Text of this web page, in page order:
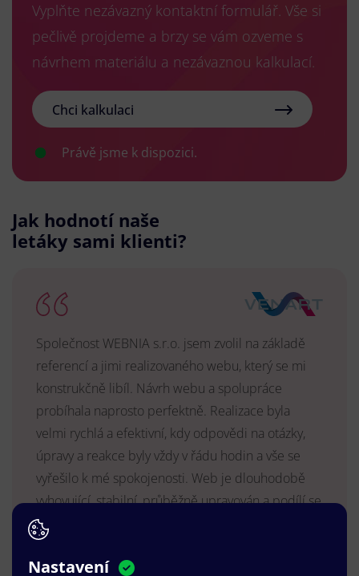
Vyplňte nezávazný kontaktní formulář. Vše si
pečlivě projdeme a brzy se vám ozveme s
návrhem materiálu a nezávaznou kalkulací.
Chci kalkulaci
Právě jsme k dispozici.
Jak hodnotí naše
letáky sami klienti?
Společnost WEBNIA s.r.o. jsem zvolil na základě
referencí a jimi realizovaného webu, který se mi
konstrukčně libíl. Návrh webu a spolupráce
probíhala naprosto perfektně. Realizace byla
velmi rychlá a efektivní, kdy odpovědi na otázky,
úpravy a reakce byly vždy v řádu hodin a vše se
vyřešilo k mé spokojenosti. Web je dlouhodobě
vyhovující, stabilní, průběžně upravován a podílí se
na pozitivním vnímání naší značky.
MUDr. Radek Vyšohlíd
Nastavení